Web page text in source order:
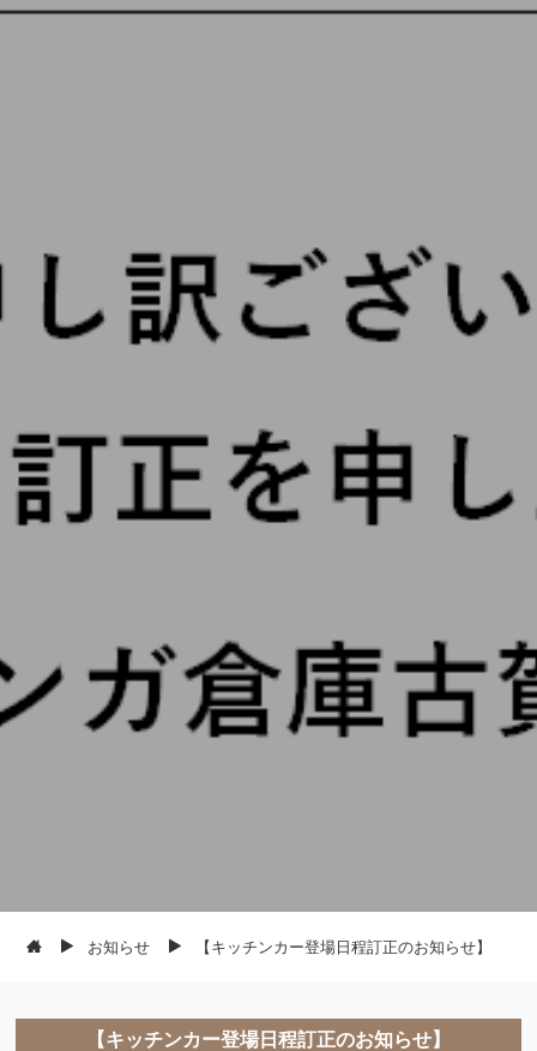
お知らせ 【キッチンカー登場日程訂正のお知らせ】
【キッチンカー登場日程訂正のお知らせ】